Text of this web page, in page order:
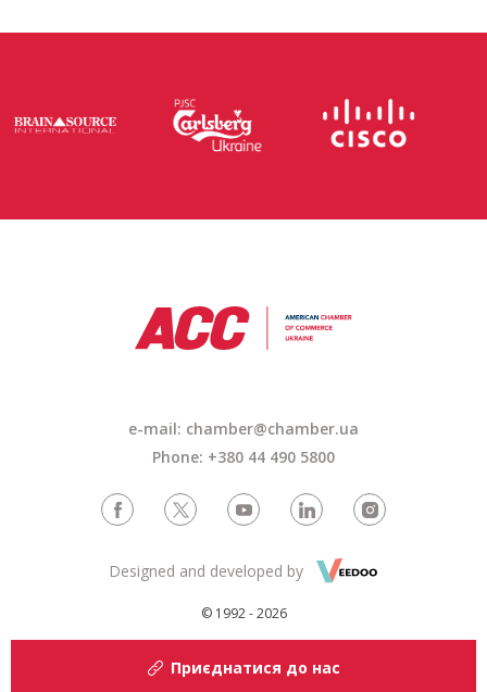
e-mail: chamber@chamber.ua
Phone: +380 44 490 5800
© 1992 - 2026
Designed and developed by
Приєднатися до нас